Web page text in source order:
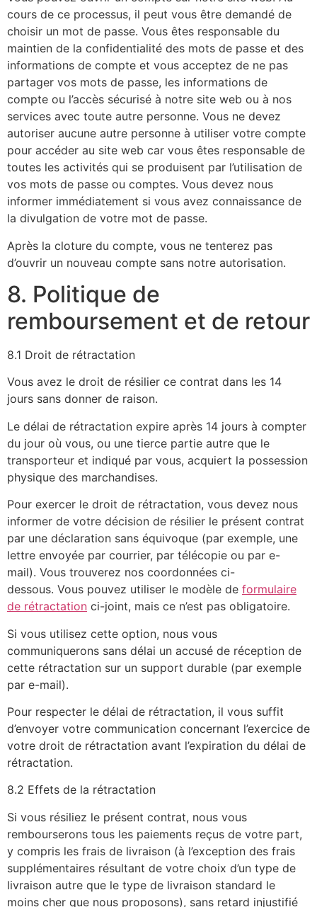
cours de ce processus, il peut vous être demandé de
choisir un mot de passe. Vous êtes responsable du
maintien de la confidentialité des mots de passe et des
informations de compte et vous acceptez de ne pas
partager vos mots de passe, les informations de
compte ou l’accès sécurisé à notre site web ou à nos
services avec toute autre personne. Vous ne devez
autoriser aucune autre personne à utiliser votre compte
pour accéder au site web car vous êtes responsable de
toutes les activités qui se produisent par l’utilisation de
vos mots de passe ou comptes. Vous devez nous
informer immédiatement si vous avez connaissance de
la divulgation de votre mot de passe.
Après la cloture du compte, vous ne tenterez pas
d’ouvrir un nouveau compte sans notre autorisation.
8. Politique de
remboursement et de retour
8.1 Droit de rétractation
Vous avez le droit de résilier ce contrat dans les 14
jours sans donner de raison.
Le délai de rétractation expire après 14 jours à compter
du jour où vous, ou une tierce partie autre que le
transporteur et indiqué par vous, acquiert la possession
physique des marchandises.
Pour exercer le droit de rétractation, vous devez nous
informer de votre décision de résilier le présent contrat
par une déclaration sans équivoque (par exemple, une
lettre envoyée par courrier, par télécopie ou par e-
mail). Vous trouverez nos coordonnées ci-
dessous. Vous pouvez utiliser le modèle de formulaire
de rétractation ci-joint, mais ce n’est pas obligatoire.
Si vous utilisez cette option, nous vous
communiquerons sans délai un accusé de réception de
cette rétractation sur un support durable (par exemple
par e-mail).
Pour respecter le délai de rétractation, il vous suffit
d’envoyer votre communication concernant l’exercice de
votre droit de rétractation avant l’expiration du délai de
rétractation.
8.2 Effets de la rétractation
Si vous résiliez le présent contrat, nous vous
rembourserons tous les paiements reçus de votre part,
y compris les frais de livraison (à l’exception des frais
supplémentaires résultant de votre choix d’un type de
livraison autre que le type de livraison standard le
moins cher que nous proposons), sans retard injustifié